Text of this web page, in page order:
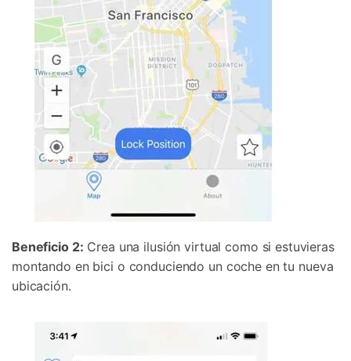
Beneficio 2: Crea una ilusión virtual como si estuvieras
montando en bici o conduciendo un coche en tu nueva
ubicación.